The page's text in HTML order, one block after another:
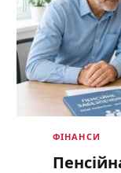
ФІНАНСИ